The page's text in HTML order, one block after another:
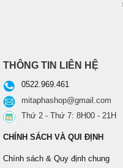
THÔNG TIN LIÊN HỆ
0522.969.461
mitaphashop@gmail.com
Thứ 2 - Thứ 7: 8H00 - 21H
CHÍNH SÁCH VÀ QUI ĐỊNH
Chính sách & Quy định chung